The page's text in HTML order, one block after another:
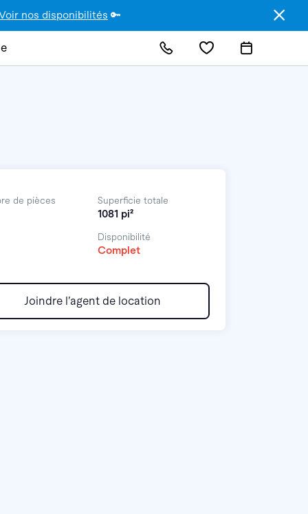
nos disponibilités 🔑
de pièces Superficie totale
1081 pi²
Disponibilité
Complet
Joindre l’agent de location